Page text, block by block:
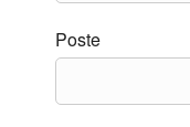
Poste